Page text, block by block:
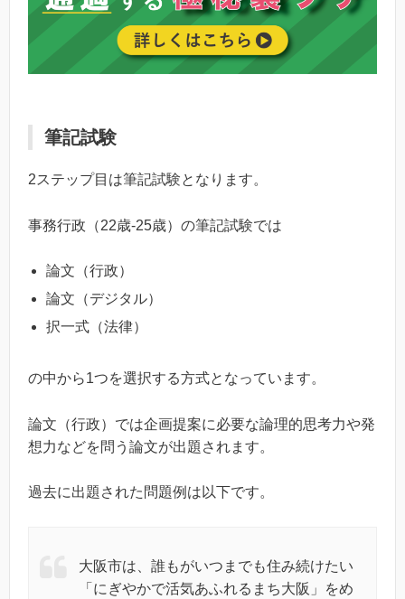
筆記試験
2ステップ目は筆記試験となります。
事務行政（22歳-25歳）の筆記試験では
論文（行政）
論文（デジタル）
択一式（法律）
の中から1つを選択する方式となっています。
論文（行政）では企画提案に必要な論理的思考力や発
想力などを問う論文が出題されます。
過去に出題された問題例は以下です。
大阪市は、誰もがいつまでも住み続けたい
「にぎやかで活気あふれるまち大阪」をめ